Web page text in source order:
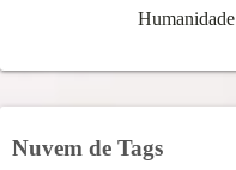
Humanidade
Nuvem de Tags